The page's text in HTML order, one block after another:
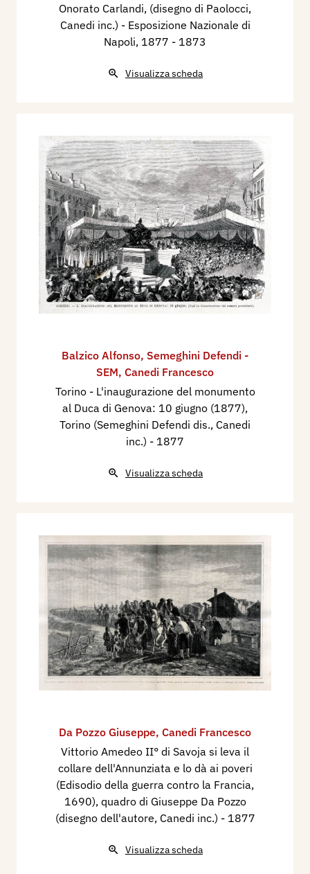
Onorato Carlandi, (disegno di Paolocci,
Canedi inc.) - Esposizione Nazionale di
Napoli, 1877 - 1873
Visualizza scheda
Balzico Alfonso, Semeghini Defendi -
SEM, Canedi Francesco
Torino - L'inaugurazione del monumento
al Duca di Genova: 10 giugno (1877),
Torino (Semeghini Defendi dis., Canedi
inc.) - 1877
Visualizza scheda
Da Pozzo Giuseppe, Canedi Francesco
Vittorio Amedeo II° di Savoja si leva il
collare dell'Annunziata e lo dà ai poveri
(Edisodio della guerra contro la Francia,
1690), quadro di Giuseppe Da Pozzo
(disegno dell'autore, Canedi inc.) - 1877
Visualizza scheda